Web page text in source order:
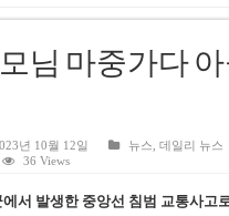
막 프리미엄 매장 폐점… 적자·소
1조 동 시대…비엣콤뱅크 등 5곳
파에 2분기 적자… 10월 임시 주총
티 지분 전량 2억7000만 달러에 매각
수익 목표 자신…부동산 대출 비율
님 마중가다
년 10월 12일 뉴스 ,데일리 뉴스
36 Views
서 발생한 중앙선 침범 교통사고